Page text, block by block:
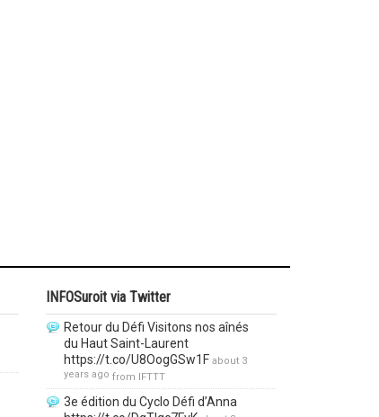
INFOSuroit via Twitter
Retour du Défi Visitons nos aînés
du Haut Saint-Laurent
https://t.co/U8OogGSw1F about 3
years ago from IFTTT
3e édition du Cyclo Défi d’Anna